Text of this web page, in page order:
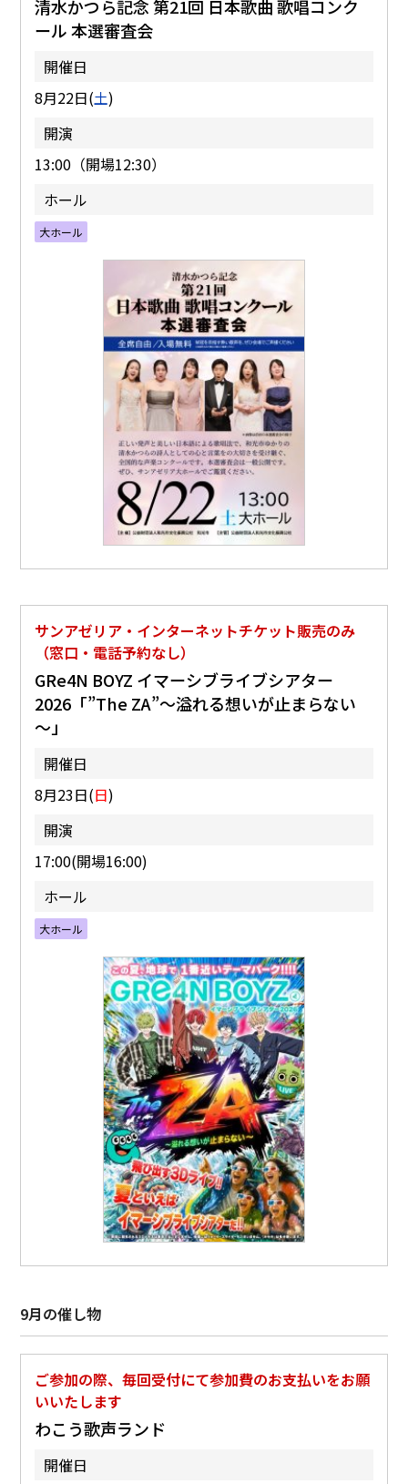
清水かつら記念 第21回 日本歌曲 歌唱コンク
ール 本選審査会
開催日
8月22日(土)
開演
13:00（開場12:30）
ホール
大ホール
サンアゼリア・インターネットチケット販売のみ
（窓口・電話予約なし）
GRe4N BOYZ イマーシブライブシアター
2026「”The ZA”～溢れる想いが止まらない
～」
開催日
8月23日(日)
開演
17:00(開場16:00)
ホール
大ホール
9月の催し物
ご参加の際、毎回受付にて参加費のお支払いをお願
いいたします
わこう歌声ランド
開催日